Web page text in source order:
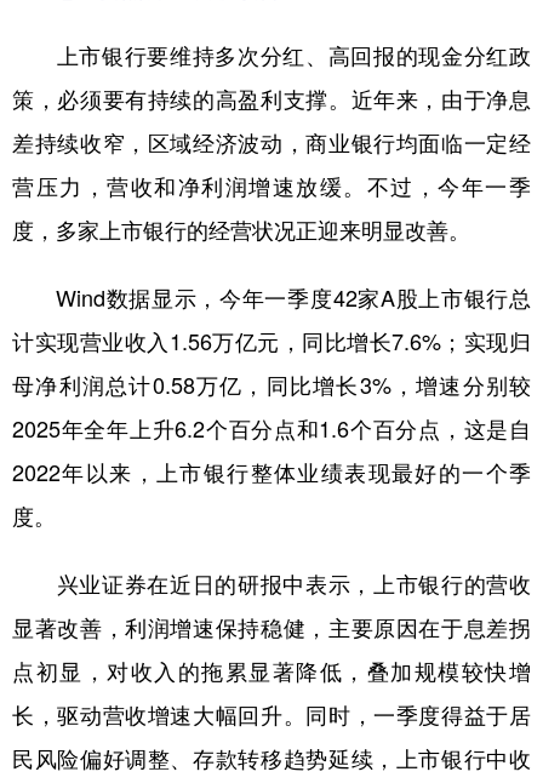
上市银行要维持多次分红、高回报的现金分红政
策，必须要有持续的高盈利支撑。近年来，由于净息
差持续收窄，区域经济波动，商业银行均面临一定经
营压力，营收和净利润增速放缓。不过，今年一季
度，多家上市银行的经营状况正迎来明显改善。
Wind数据显示，今年一季度42家A股上市银行总
计实现营业收入1.56万亿元，同比增长7.6%；实现归
母净利润总计0.58万亿，同比增长3%，增速分别较
2025年全年上升6.2个百分点和1.6个百分点，这是自
2022年以来，上市银行整体业绩表现最好的一个季
度。
兴业证券在近日的研报中表示，上市银行的营收
显著改善，利润增速保持稳健，主要原因在于息差拐
点初显，对收入的拖累显著降低，叠加规模较快增
长，驱动营收增速大幅回升。同时，一季度得益于居
民风险偏好调整、存款转移趋势延续，上市银行中收